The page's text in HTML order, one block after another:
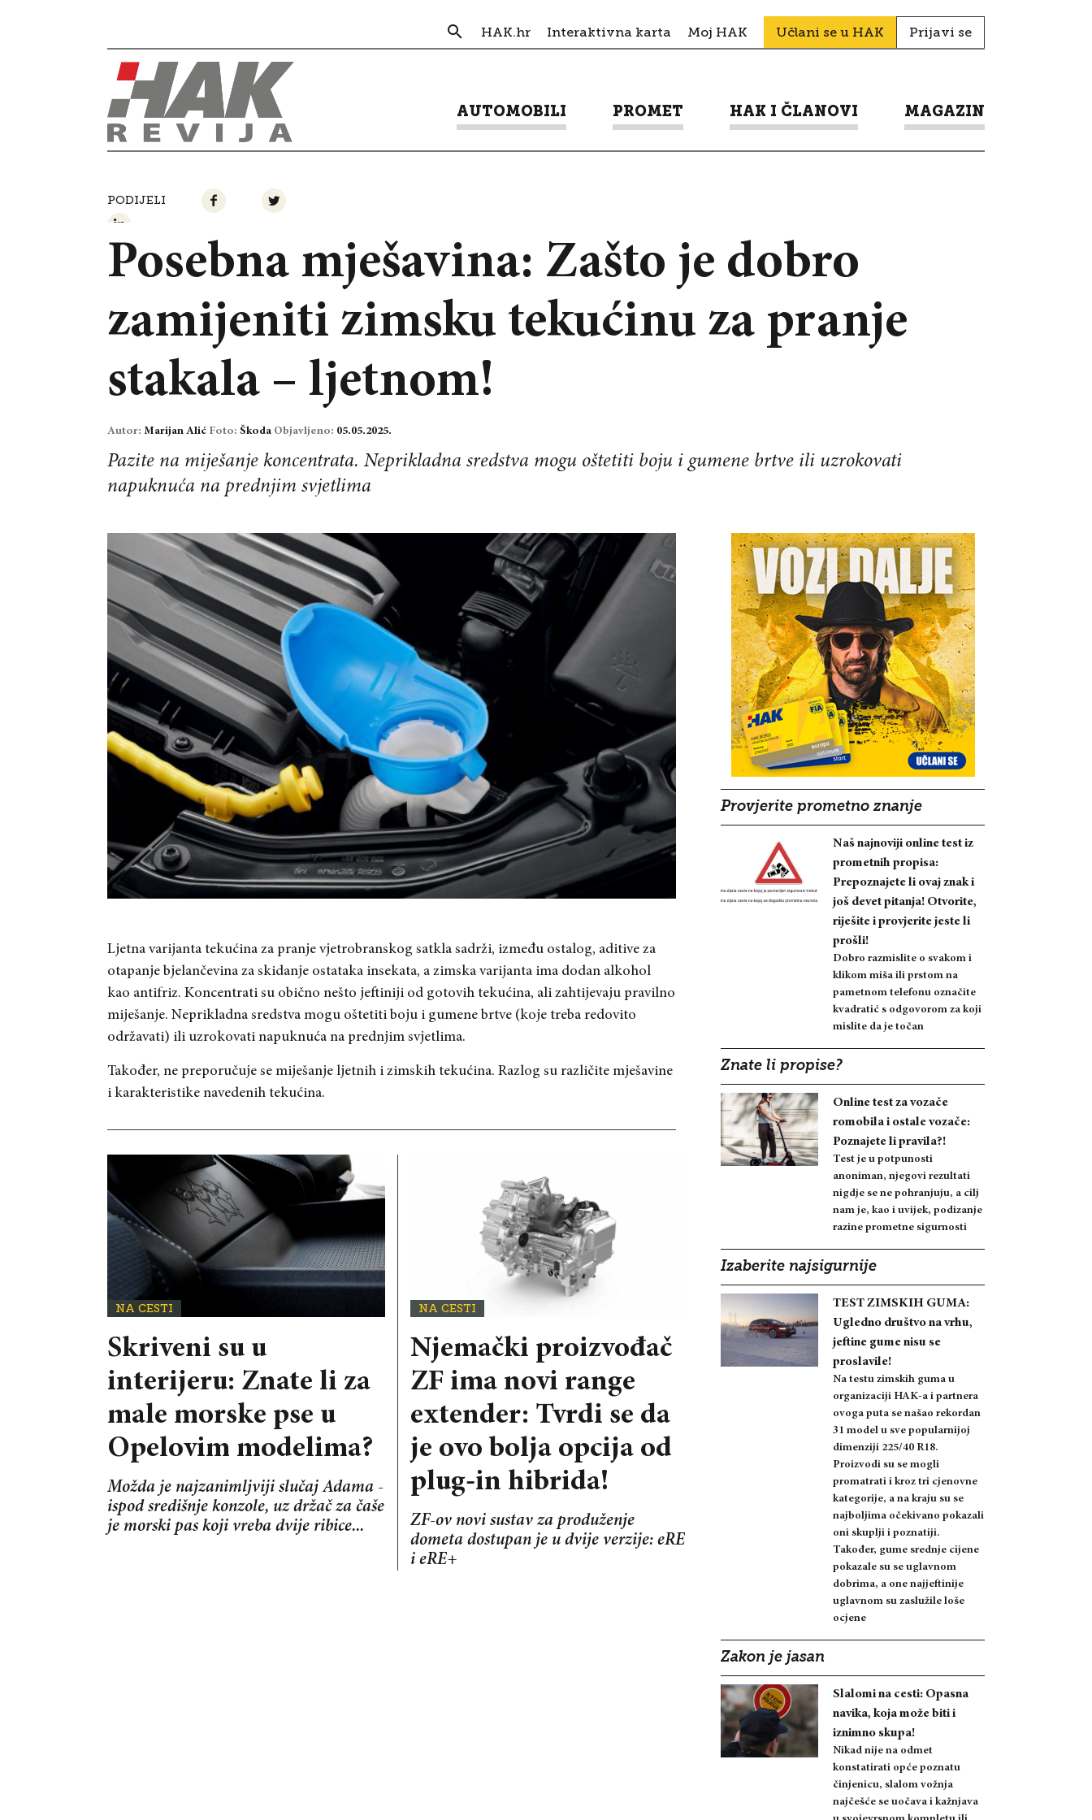
HAK.hr Interaktivna karta Moj HAK Učlani se u HAK Prijavi se
AUTOMOBILI PROMET HAK I ČLANOVI MAGAZIN
PODIJELI
Posebna mješavina: Zašto je dobro
zamijeniti zimsku tekućinu za pranje
stakala – ljetnom!
Autor: Marijan Alić Foto: Škoda Objavljeno: 05.05.2025.
Pazite na miješanje koncentrata. Neprikladna sredstva mogu oštetiti boju i gumene brtve ili uzrokovati
napuknuća na prednjim svjetlima
Ljetna varijanta tekućina za pranje vjetrobranskog satkla sadrži, između ostalog, aditive za
otapanje bjelančevina za skidanje ostataka insekata, a zimska varijanta ima dodan alkohol
kao antifriz. Koncentrati su obično nešto jeftiniji od gotovih tekućina, ali zahtijevaju pravilno
miješanje. Neprikladna sredstva mogu oštetiti boju i gumene brtve (koje treba redovito
održavati) ili uzrokovati napuknuća na prednjim svjetlima.
Također, ne preporučuje se miješanje ljetnih i zimskih tekućina. Razlog su različite mješavine
i karakteristike navedenih tekućina.
NA CESTI
Skriveni su u
interijeru: Znate li za
male morske pse u
Opelovim modelima?
Možda je najzanimljviji slučaj Adama -
ispod središnje konzole, uz držač za čaše
je morski pas koji vreba dvije ribice...
NA CESTI
Njemački proizvođač
ZF ima novi range
extender: Tvrdi se da
je ovo bolja opcija od
plug-in hibrida!
ZF-ov novi sustav za produženje
dometa dostupan je u dvije verzije: eRE
i eRE+
Provjerite prometno znanje
Naš najnoviji online test iz
prometnih propisa:
Prepoznajete li ovaj znak i
još devet pitanja! Otvorite,
riješite i provjerite jeste li
prošli!
Dobro razmislite o svakom i
klikom miša ili prstom na
pametnom telefonu označite
kvadratić s odgovorom za koji
mislite da je točan
Znate li propise?
Online test za vozače
romobila i ostale vozače:
Poznajete li pravila?!
Test je u potpunosti
anoniman, njegovi rezultati
nigdje se ne pohranjuju, a cilj
nam je, kao i uvijek, podizanje
razine prometne sigurnosti
Izaberite najsigurnije
TEST ZIMSKIH GUMA:
Ugledno društvo na vrhu,
jeftine gume nisu se
proslavile!
Na testu zimskih guma u
organizaciji HAK-a i partnera
ovoga puta se našao rekordan
31 model u sve popularnijoj
dimenziji 225/40 R18.
Proizvodi su se mogli
promatrati i kroz tri cjenovne
kategorije, a na kraju su se
najboljima očekivano pokazali
oni skuplji i poznatiji.
Također, gume srednje cijene
pokazale su se uglavnom
dobrima, a one najjeftinije
uglavnom su zaslužile loše
ocjene
Zakon je jasan
Slalomi na cesti: Opasna
navika, koja može biti i
iznimno skupa!
Nikad nije na odmet
konstatirati opće poznatu
činjenicu, slalom vožnja
najčešće se uočava i kažnjava